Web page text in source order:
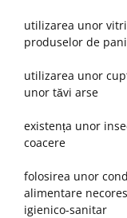
utilizarea unor
produselor de
utilizarea unor
unor tăvi arse
existența unor
coacere
folosirea unor
alimentare
igienico-sanitar